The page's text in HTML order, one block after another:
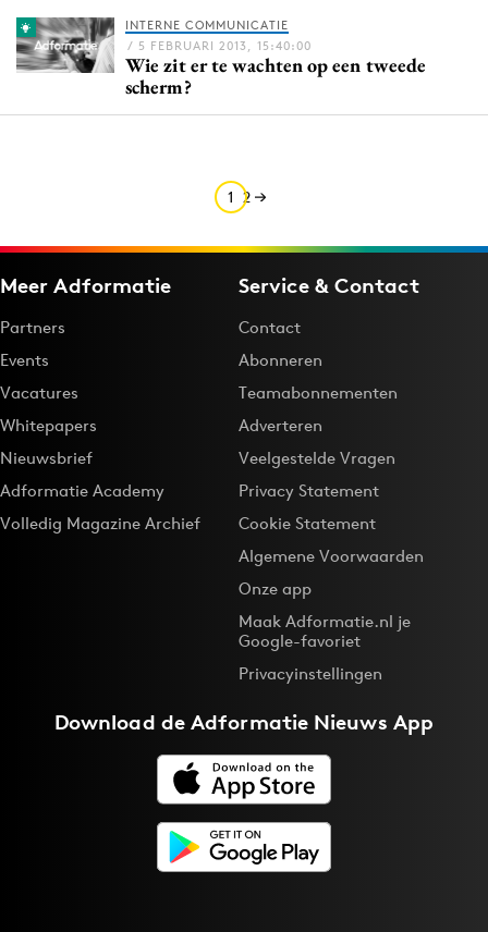
Merkstrategie
PR
Programmatic
Purpose Marketing
INTERNE COMMUNICATIE
/ 5 FEBRUARI 2013, 15:40:00
Wie zit er te wachten op een tweede
scherm?
1 2
Meer Adformatie
Partners
Events
Vacatures
Whitepapers
Nieuwsbrief
Adformatie Academy
Volledig Magazine Archief
Service & Contact
Contact
Abonneren
Teamabonnementen
Adverteren
Veelgestelde Vragen
Privacy Statement
Cookie Statement
Algemene Voorwaarden
Onze app
Maak Adformatie.nl je
Google-favoriet
Privacyinstellingen
Download deAdformatie Nieuws App